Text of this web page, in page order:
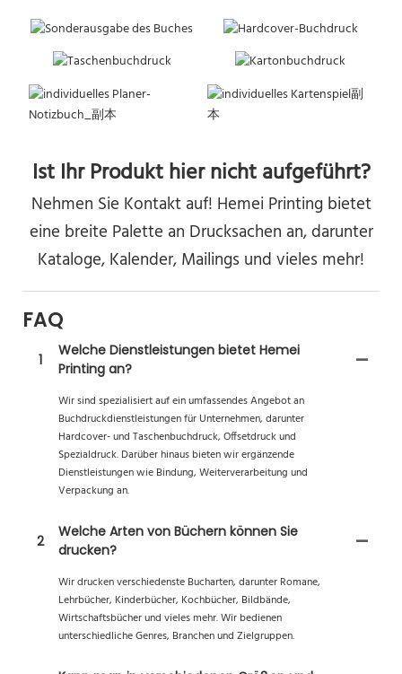
Ist Ihr Produkt hier nicht aufgeführt?
Nehmen Sie Kontakt auf! Hemei Printing bietet
eine breite Palette an Drucksachen an, darunter
Kataloge, Kalender, Mailings und vieles mehr!
FAQ
1
Welche Dienstleistungen bietet Hemei
Printing an?
Wir sind spezialisiert auf ein umfassendes Angebot an
Buchdruckdienstleistungen für Unternehmen, darunter
Hardcover- und Taschenbuchdruck, Offsetdruck und
Spezialdruck. Darüber hinaus bieten wir ergänzende
Dienstleistungen wie Bindung, Weiterverarbeitung und
Verpackung an.
2
Welche Arten von Büchern können Sie
drucken?
Wir drucken verschiedenste Bucharten, darunter Romane,
Lehrbücher, Kinderbücher, Kochbücher, Bildbände,
Wirtschaftsbücher und vieles mehr. Wir bedienen
unterschiedliche Genres, Branchen und Zielgruppen.